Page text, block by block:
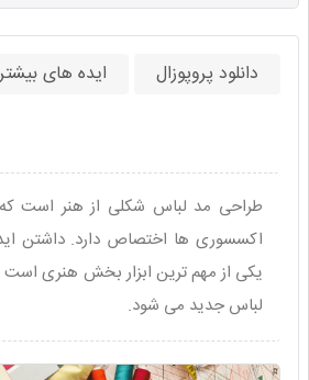
دانلود پروپوزال ایده های
طراحی مد لباس شکلی از هنر است
اکسسوری ها اختصاص دارد. داشتن
یکی از مهم ترین ابزار بخش هنری
لباس جدید می شود.